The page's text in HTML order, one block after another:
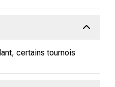
certains tournois